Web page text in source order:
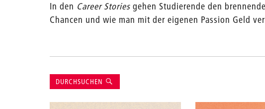
In den Career Stories gehen Studierende den
Chancen und wie man mit der eigenen Passion Geld
Suche
DURCHSUCHEN